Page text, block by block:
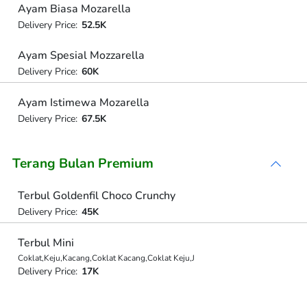
Ayam Biasa Mozarella
Delivery Price: 52.5K
Ayam Spesial Mozzarella
Delivery Price: 60K
Ayam Istimewa Mozarella
Delivery Price: 67.5K
Terang Bulan Premium
Terbul Goldenfil Choco Crunchy
Delivery Price: 45K
Terbul Mini
Coklat,Keju,Kacang,Coklat Kacang,Coklat Keju,J
Delivery Price: 17K